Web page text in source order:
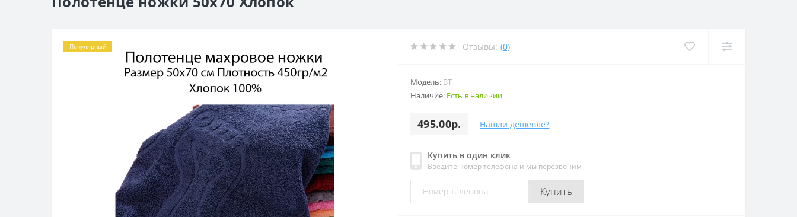
Популярный Отзывы: (0)
Модель: BT
Наличие: Есть в наличии
495.00р. Нашли дешевле?
Купить в один клик
Введите номер телефона и мы перезвоним
Купить